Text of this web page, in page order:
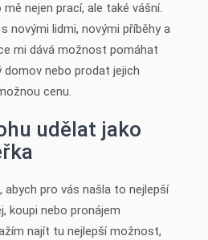
nejen prací, ale také vášní.
novými lidmi, novými příběhy a
mi dává možnost pomáhat
domov nebo prodat jejich
cenu.
udělat jako
pro vás našla to nejlepší
koupi nebo pronájem
najít tu nejlepší možnost,